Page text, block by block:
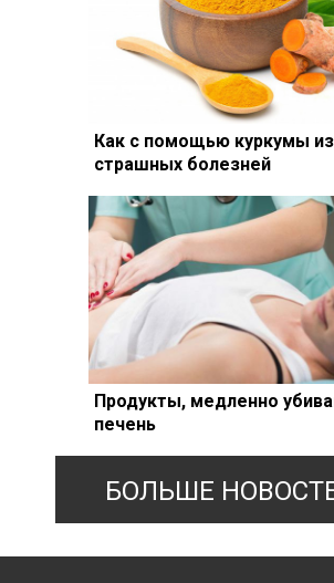
Как с помощью куркумы
страшных болезней
Продукты, медленно
печень
БОЛЬШЕ